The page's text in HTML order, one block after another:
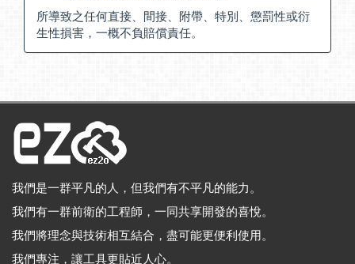
所導致之任何直接、間接、附帶、特別、懲罰性或衍
生性損害，一概不負賠償責任。
我們是一群平凡的人，但我們有不平凡的能力。
我們有一群前衛的工程師，一同共享開發的喜悅。
我們將理念與技術相互結合，盡可能更便利使用。
我們專注，讓工具更貼近人心。